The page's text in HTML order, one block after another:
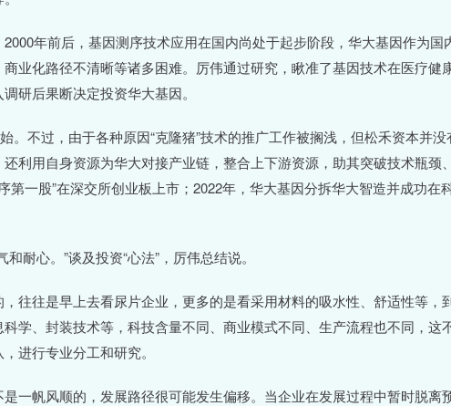
年前后，基因测序技术应用在国内尚处于起步阶段，华大基因作为国
业化路径不清晰等诸多困难。厉伟通过研究，瞅准了基因技术在医疗健
研后果断决定投资华大基因。
。不过，由于各种原因“克隆猪”技术的推广工作被搁浅，但松禾资本并没
利用自身资源为华大对接产业链，整合上下游资源，助其突破技术瓶颈
第一股”在深交所创业板上市；2022年，华大基因分拆华大智造并成功在
耐心。”谈及投资“心法”，厉伟总结说。
往往是早上去看尿片企业，更多的是看采用材料的吸水性、舒适性等，
学、封装技术等，科技含量不同、商业模式不同、生产流程也不同，这
进行专业分工和研究。
一帆风顺的，发展路径很可能发生偏移。当企业在发展过程中暂时脱离